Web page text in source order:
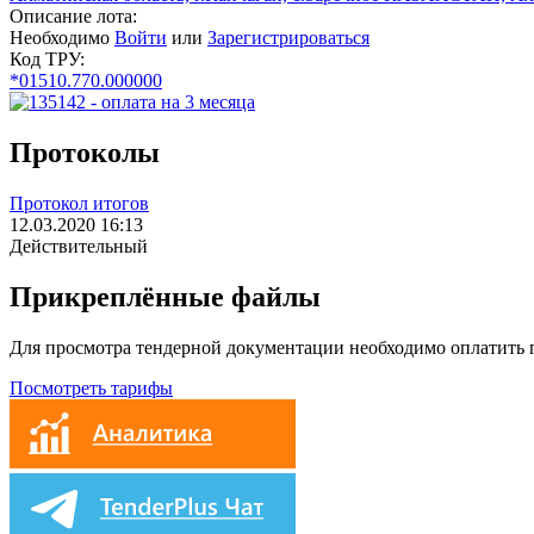
Описание лота:
Необходимо Войти или Зарегистрироваться
Код ТРУ:
*01510.770.000000
Протоколы
Протокол итогов
12.03.2020 16:13
Действительный
Прикреплённые файлы
Для просмотра тендерной документации необходимо оплатить
Посмотреть тарифы